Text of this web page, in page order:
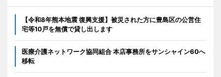
【令和8年熊本地震 復興支援】被災された方に豊島区の公営住
宅等10戸を無償で貸し出します
医療介護ネットワーク協同組合 本店事務所をサンシャイン60へ
移転